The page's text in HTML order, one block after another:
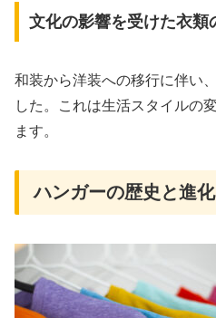
文化の影響を受けた衣類
和装から洋装への移行に伴い
した。これは生活スタイルの
ます。
ハンガーの歴史と進化